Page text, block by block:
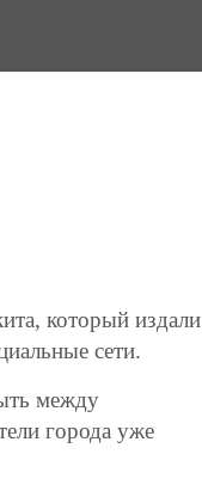
который издали
сети.
между
города уже